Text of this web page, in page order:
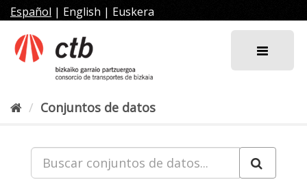
al
contenido
Español | English | Euskera
Conjuntos de datos